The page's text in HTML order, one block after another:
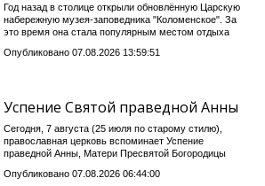
Год назад в столице открыли обновлённую Царскую
набережную музея-заповедника "Коломенское". За
это время она стала популярным местом отдыха
Опубликовано 07.08.2026 13:59:51
Успение Святой праведной Анны
Сегодня, 7 августа (25 июля по старому стилю),
православная церковь вспоминает Успение
праведной Анны, Матери Пресвятой Богородицы
Опубликовано 07.08.2026 06:44:00